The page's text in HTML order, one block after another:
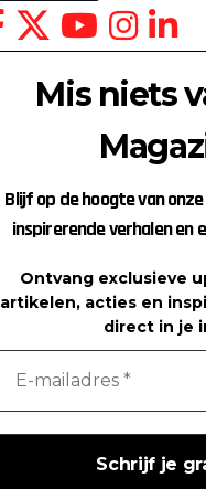
Mis niets
Blijf op de hoogte van
inspirerende verhalen en
Ontvang exclusieve
artikelen, acties en
direct in je